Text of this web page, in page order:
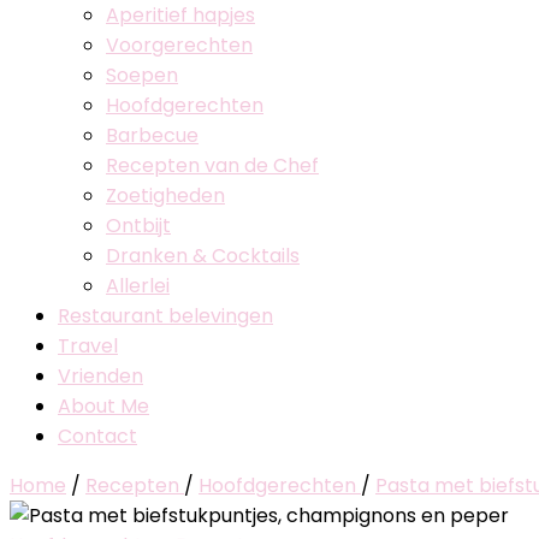
Aperitief hapjes
Voorgerechten
Soepen
Hoofdgerechten
Barbecue
Recepten van de Chef
Zoetigheden
Ontbijt
Dranken & Cocktails
Allerlei
Restaurant belevingen
Travel
Vrienden
About Me
Contact
Home / Recepten / Hoofdgerechten / Pasta met